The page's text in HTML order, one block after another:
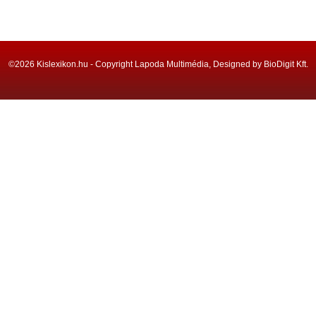
©2026 Kislexikon.hu - Copyright Lapoda Multimédia, Designed by BioDigit Kft.